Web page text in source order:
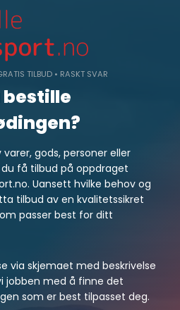
TILBUD • RASKT SVAR
bestille
gods, personer eller
få tilbud på oppdraget
Uansett hvilke behov og
tilbud av en kvalitetssikret
passer best for ditt
via skjemaet med beskrivelse
jobben med å finne det
som er best tilpasset deg.